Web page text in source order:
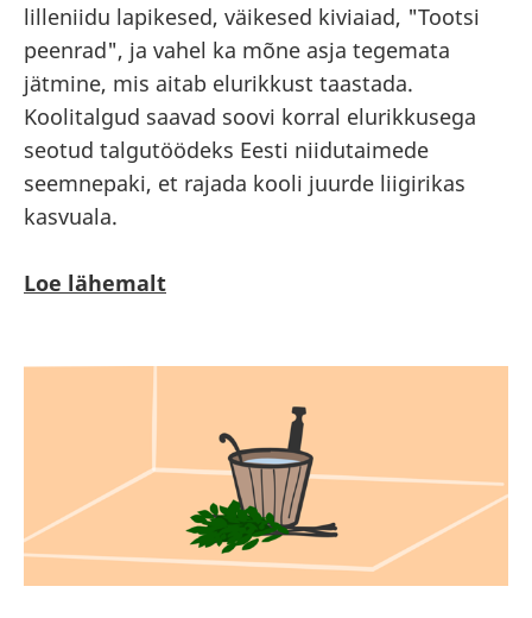
lilleniidu lapikesed, väikesed kiviaiad, "Tootsi
peenrad", ja vahel ka mõne asja tegemata
jätmine, mis aitab elurikkust taastada.
Koolitalgud saavad soovi korral elurikkusega
seotud talgutöödeks Eesti niidutaimede
seemnepaki, et rajada kooli juurde liigirikas
kasvuala.
Loe lähemalt